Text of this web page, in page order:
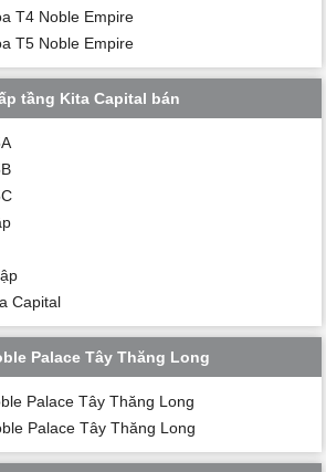
T4 Noble Empire
T5 Noble Empire
tầng Kita Capital bán
Capital
Palace Tây Thăng Long
Palace Tây Thăng Long
Palace Tây Thăng Long